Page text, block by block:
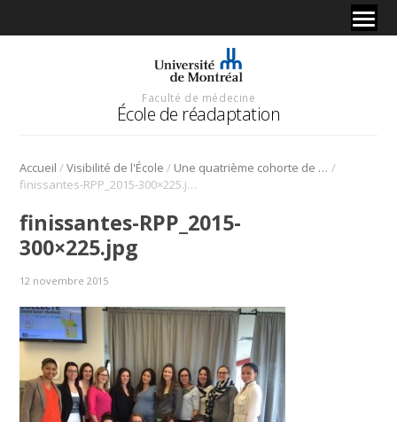
Faculté de médecine
École de réadaptation
Accueil /Visibilité de l'École / Une quatrième cohorte de diplômés du microprgramme en rééducation périnéale et pelvienne /
finissantes-RPP_2015-300×225.jpg
finissantes-RPP_2015-
300×225.jpg
12 novembre 2015